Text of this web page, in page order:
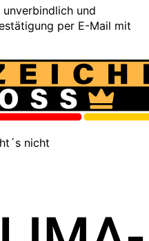
und
per E-Mail mit
nicht